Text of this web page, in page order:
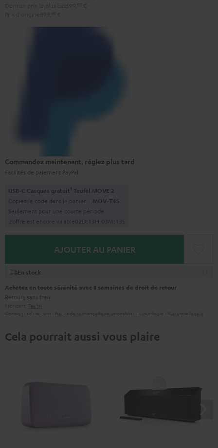
Commandez maintenant, réglez plus tard
Facilités de paiement PayPal
USB-C Casques gratuit1 Teufel MOVE 2
Copiez le code dans le panier. MOV-T4S
Seulement pour une courte période
L’offre est encore valable02D:1 3H:03M:1 3S
AJOUTER AU PANIER
En stock
Achetez en toute sérénité avec 8 semaines de droit de retour
Retours sans frais
Cela pourrait aussi vous plaire